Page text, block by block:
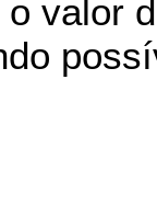
valor